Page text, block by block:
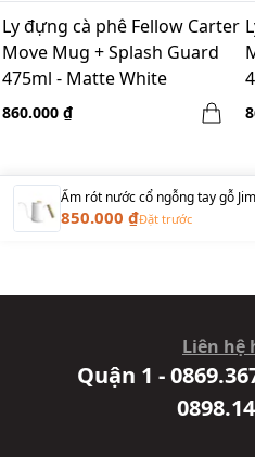
Ly đựng cà phê Fellow Carter
Move Mug + Splash Guard
475ml - Matte White
860.000 ₫
850.000 ₫Đặt trước
Liên hệ
Quận 1 -